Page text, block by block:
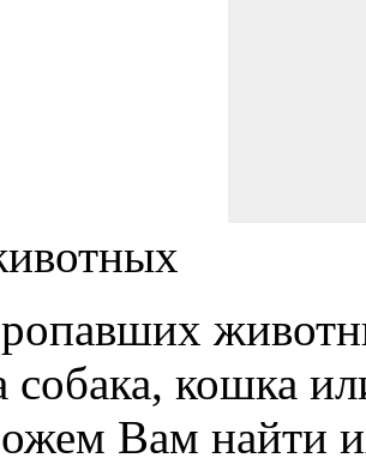
собака, кошка
Вам найти